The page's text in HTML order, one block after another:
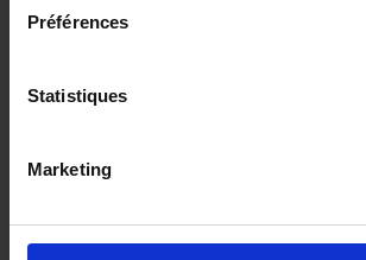
Préférences
Statistiques
Marketing
PHEV 281 WILDTRAK PK ELEC 5PL
ou à partir de1036.99 €/mois